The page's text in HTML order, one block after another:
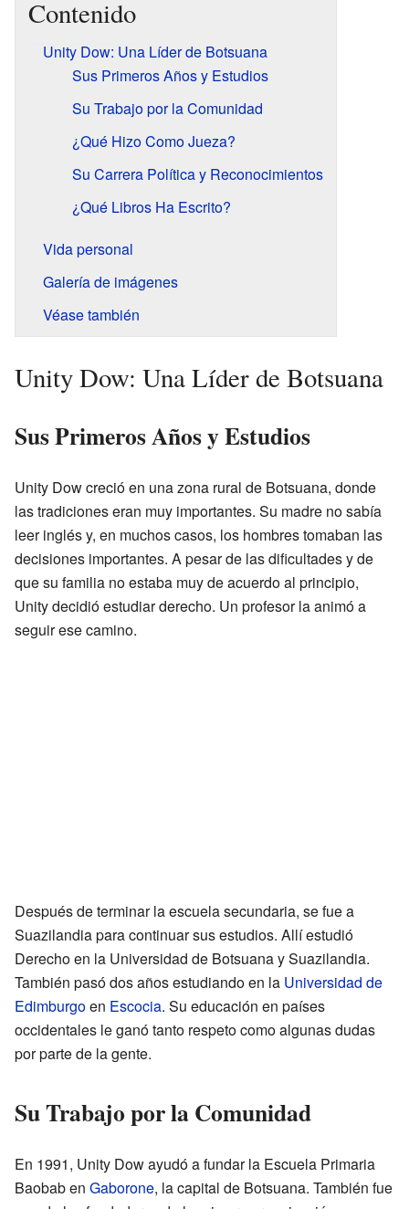
Contenido
Unity Dow: Una Líder de Botsuana
Sus Primeros Años y Estudios
Su Trabajo por la Comunidad
¿Qué Hizo Como Jueza?
Su Carrera Política y Reconocimientos
¿Qué Libros Ha Escrito?
Vida personal
Galería de imágenes
Véase también
Unity Dow: Una Líder de Botsuana
Sus Primeros Años y Estudios
Unity Dow creció en una zona rural de Botsuana, donde
las tradiciones eran muy importantes. Su madre no sabía
leer inglés y, en muchos casos, los hombres tomaban las
decisiones importantes. A pesar de las dificultades y de
que su familia no estaba muy de acuerdo al principio,
Unity decidió estudiar derecho. Un profesor la animó a
seguir ese camino.
Después de terminar la escuela secundaria, se fue a
Suazilandia para continuar sus estudios. Allí estudió
Derecho en la Universidad de Botsuana y Suazilandia.
También pasó dos años estudiando en la Universidad de
Edimburgoen Escocia. Su educación en países
occidentales le ganó tanto respeto como algunas dudas
por parte de la gente.
Su Trabajo por la Comunidad
En 1991, Unity Dow ayudó a fundar la Escuela Primaria
Baobab en Gaborone, la capital de Botsuana. También fue